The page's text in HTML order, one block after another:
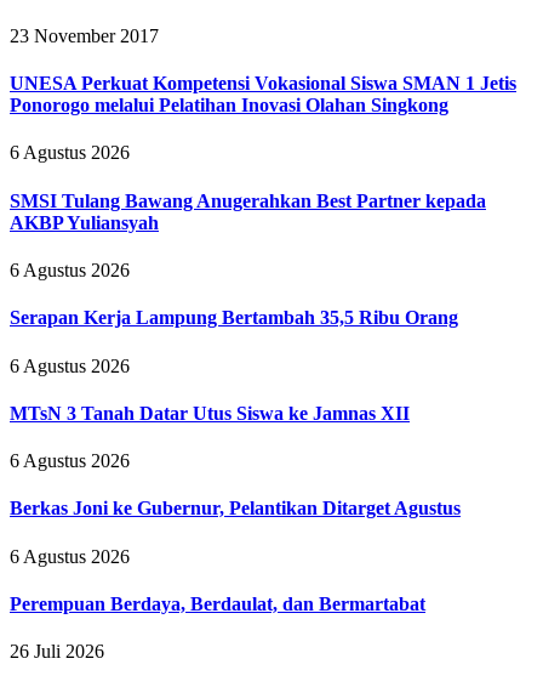
23 November 2017
UNESA Perkuat Kompetensi Vokasional Siswa SMAN 1 Jetis
Ponorogo melalui Pelatihan Inovasi Olahan Singkong
6 Agustus 2026
SMSI Tulang Bawang Anugerahkan Best Partner kepada
AKBP Yuliansyah
6 Agustus 2026
Serapan Kerja Lampung Bertambah 35,5 Ribu Orang
6 Agustus 2026
MTsN 3 Tanah Datar Utus Siswa ke Jamnas XII
6 Agustus 2026
Berkas Joni ke Gubernur, Pelantikan Ditarget Agustus
6 Agustus 2026
Perempuan Berdaya, Berdaulat, dan Bermartabat
26 Juli 2026